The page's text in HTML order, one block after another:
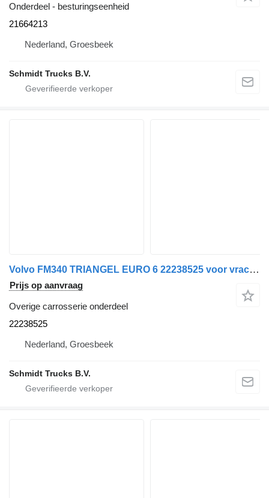
Onderdeel - besturingseenheid
21664213
Nederland, Groesbeek
Schmidt Trucks B.V.
Volvo FM340 TRIANGEL EURO 6 22238525 voor vrachtwagen
Prijs op aanvraag
Overige carrosserie onderdeel
22238525
Nederland, Groesbeek
Schmidt Trucks B.V.